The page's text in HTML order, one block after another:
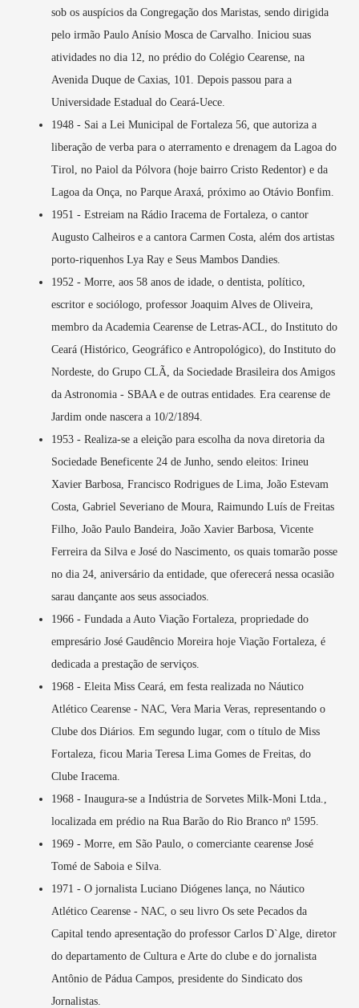
sob os auspícios da Congregação dos Maristas, sendo dirigida
pelo irmão Paulo Anísio Mosca de Carvalho. Iniciou suas
atividades no dia 12, no prédio do Colégio Cearense, na
Avenida Duque de Caxias, 101. Depois passou para a
Universidade Estadual do Ceará-Uece.
1948 - Sai a Lei Municipal de Fortaleza 56, que autoriza a
liberação de verba para o aterramento e drenagem da Lagoa do
Tirol, no Paiol da Pólvora (hoje bairro Cristo Redentor) e da
Lagoa da Onça, no Parque Araxá, próximo ao Otávio Bonfim.
1951 - Estreiam na Rádio Iracema de Fortaleza, o cantor
Augusto Calheiros e a cantora Carmen Costa, além dos artistas
porto-riquenhos Lya Ray e Seus Mambos Dandies.
1952 - Morre, aos 58 anos de idade, o dentista, político,
escritor e sociólogo, professor Joaquim Alves de Oliveira,
membro da Academia Cearense de Letras-ACL, do Instituto do
Ceará (Histórico, Geográfico e Antropológico), do Instituto do
Nordeste, do Grupo CLÃ, da Sociedade Brasileira dos Amigos
da Astronomia - SBAA e de outras entidades. Era cearense de
Jardim onde nascera a 10/2/1894.
1953 - Realiza-se a eleição para escolha da nova diretoria da
Sociedade Beneficente 24 de Junho, sendo eleitos: Irineu
Xavier Barbosa, Francisco Rodrigues de Lima, João Estevam
Costa, Gabriel Severiano de Moura, Raimundo Luís de Freitas
Filho, João Paulo Bandeira, João Xavier Barbosa, Vicente
Ferreira da Silva e José do Nascimento, os quais tomarão posse
no dia 24, aniversário da entidade, que oferecerá nessa ocasião
sarau dançante aos seus associados.
1966 - Fundada a Auto Viação Fortaleza, propriedade do
empresário José Gaudêncio Moreira hoje Viação Fortaleza, é
dedicada a prestação de serviços.
1968 - Eleita Miss Ceará, em festa realizada no Náutico
Atlético Cearense - NAC, Vera Maria Veras, representando o
Clube dos Diários. Em segundo lugar, com o título de Miss
Fortaleza, ficou Maria Teresa Lima Gomes de Freitas, do
Clube Iracema.
1968 - Inaugura-se a Indústria de Sorvetes Milk-Moni Ltda.,
localizada em prédio na Rua Barão do Rio Branco nº 1595.
1969 - Morre, em São Paulo, o comerciante cearense José
Tomé de Saboia e Silva.
1971 - O jornalista Luciano Diógenes lança, no Náutico
Atlético Cearense - NAC, o seu livro Os sete Pecados da
Capital tendo apresentação do professor Carlos D`Alge, diretor
do departamento de Cultura e Arte do clube e do jornalista
Antônio de Pádua Campos, presidente do Sindicato dos
Jornalistas.